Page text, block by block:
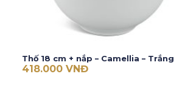
Thố 18 cm + nắp – Camellia – Trắng
418.000 VNĐ